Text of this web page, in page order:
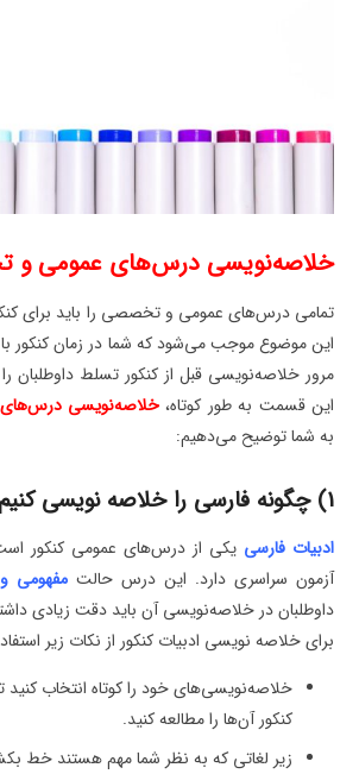
خلاصه‌نویسی درس‌های عمومی و
تمامی درس‌های عمومی و تخصصی را باید برای
این موضوع موجب می‌شود که شما در زمان کنکور
مرور خلاصه‌نویسی قبل از کنکور تسلط داوطلبان
این قسمت به طور کوتاه، خلاصه‌نویسی
به شما توضیح می‌دهیم:
1) چگونه فارسی را خلاصه نویسی کنیم؟
ادبیات فارسی یکی از درس‌های عمومی کنکور
آزمون سراسری دارد. این درس حالت مفهومی
داوطلبان در خلاصه‌نویسی آن باید دقت زیادی
برای خلاصه نویسی ادبیات کنکور از نکات زیر
خلاصه‌نویسی‌های خود را کوتاه انتخاب کنید
کنکور آن‌ها را مطالعه کنید.
زیر لغاتی که به نظر شما مهم هستند خط